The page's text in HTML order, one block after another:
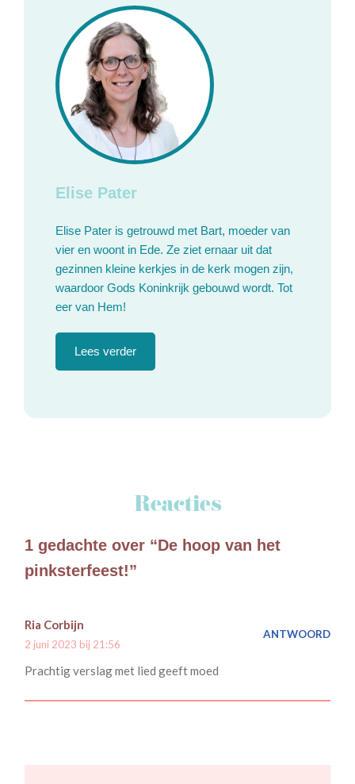
Elise Pater
Elise Pater is getrouwd met Bart, moeder van
vier en woont in Ede. Ze ziet ernaar uit dat
gezinnen kleine kerkjes in de kerk mogen zijn,
waardoor Gods Koninkrijk gebouwd wordt. Tot
eer van Hem!
Lees verder
Reacties
1 gedachte over “De hoop van het
pinksterfeest!”
Ria Corbijn
2 juni 2023 bij 21:56
ANTWOORD
Prachtig verslag met lied geeft moed